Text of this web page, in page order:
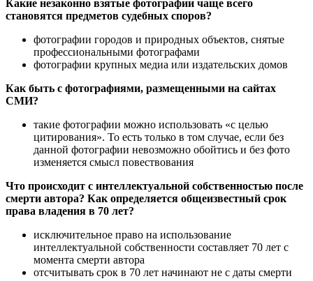
Какие незаконно взятые фотографии чаще всего
становятся предметов судебных споров?
фотографии городов и природных объектов, снятые
профессиональными фотографами
фотографии крупных медиа или издательских домов
Как быть с фотографиями, размещенными на сайтах
СМИ?
такие фотографии можно использовать «с целью
цитирования». То есть только в том случае, если без
данной фотографии невозможно обойтись и без фото
изменяется смысл повествования
Что происходит с интеллектуальной собственностью после
смерти автора? Как определяется общеизвестный срок
права владения в 70 лет?
исключительное право на использование
интеллектуальной собственности составляет 70 лет с
момента смерти автора
отсчитывать срок в 70 лет начинают не с даты смерти